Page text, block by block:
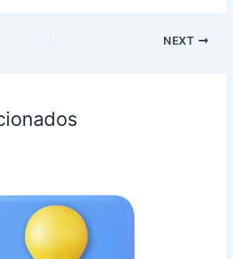
NEXT